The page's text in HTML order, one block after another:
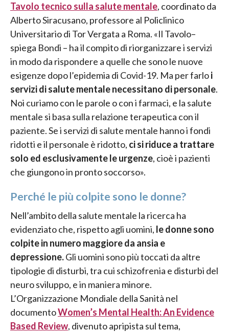
Tavolo tecnico sulla salute mentale, coordinato da
Alberto Siracusano, professore al Policlinico
Universitario di Tor Vergata a Roma. «Il Tavolo–
spiega Bondi – ha il compito di riorganizzare i servizi
in modo da rispondere a quelle che sono le nuove
esigenze dopo l’epidemia di Covid-19. Ma per farloi
servizi di salute mentale necessitano di personale.
Noi curiamo con le parole o con i farmaci, e la salute
mentale si basa sulla relazione terapeutica con il
paziente. Se i servizi di salute mentale hanno i fondi
ridotti e il personale è ridotto, ci si riduce a trattare
solo ed esclusivamente le urgenze, cioè i pazienti
che giungono in pronto soccorso».
Perché le più colpite sono le donne?
Nell’ambito della salute mentale la ricerca ha
evidenziato che, rispetto agli uomini, le donne sono
colpite in numero maggiore da ansia e
depressione.Gli uomini sono più toccati da altre
tipologie di disturbi, tra cui schizofrenia e disturbi del
neuro sviluppo, e in maniera minore.
L’Organizzazione Mondiale della Sanità nel
documentoWomen’s Mental Health: An Evidence
Based Review, divenuto apripista sul tema,